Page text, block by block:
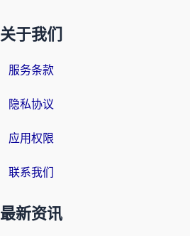
关于我们
服务条款
隐私协议
应用权限
联系我们
最新资讯